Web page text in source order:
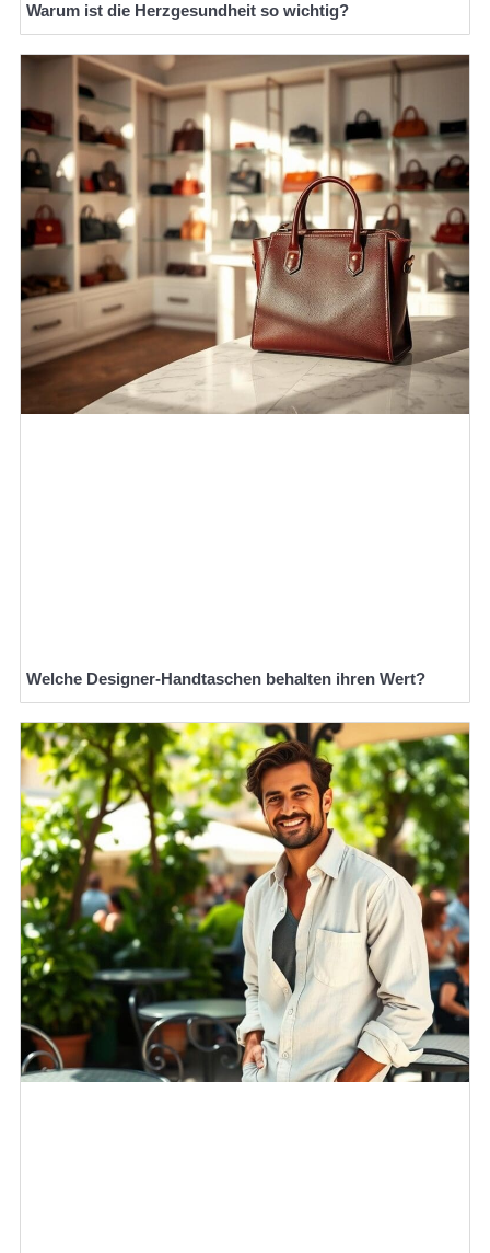
Warum ist die Herzgesundheit so wichtig?
Welche Designer-Handtaschen behalten ihren Wert?